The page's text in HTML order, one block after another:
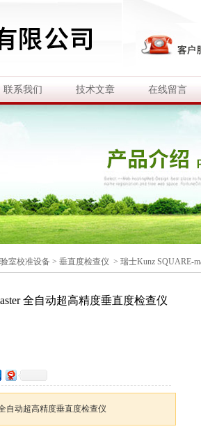
联系我们 技术文章 在线留言
室校准设备 > 垂直度检查仪 > 瑞士Kunz SQUARE-
全自动超高精度垂直度检查仪
自动超高精度垂直度检查仪